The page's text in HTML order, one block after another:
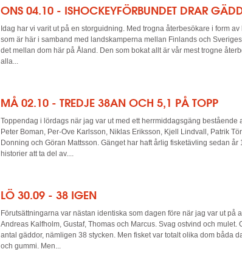
ONS 04.10 - ISHOCKEYFÖRBUNDET DRAR
Idag har vi varit ut på en storguidning. Med trogna återbesökare i form
som är här i samband med landskamperna mellan Finlands och
det mellan dom här på Åland. Den som bokat allt är vår mest trogne
alla...
MÅ 02.10 - TREDJE 38AN OCH 5,1 PÅ TOPP
Toppendag i lördags när jag var ut med ett herrmiddagsgäng bestående
Peter Boman, Per-Ove Karlsson, Niklas Eriksson, Kjell Lindvall, Patrik
Donning och Göran Mattsson. Gänget har haft årlig fisketävling sedan år
historier att ta del av....
LÖ 30.09 - 38 IGEN
Förutsättningarna var nästan identiska som dagen före när jag var ut på
Andreas Kalfholm, Gustaf, Thomas och Marcus. Svag ostvind och mulet.
antal gäddor, nämligen 38 stycken. Men fisket var totalt olika dom båda
och gummi. Men...